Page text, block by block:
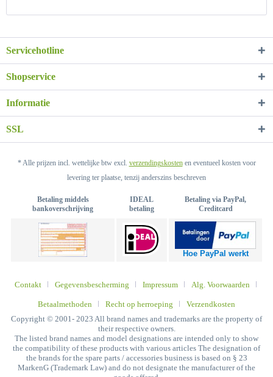
Servicehotline
Shopservice
Informatie
SSL
* Alle prijzen incl. wettelijke btw excl. verzendingskostenen eventueel kosten voor
levering ter plaatse, tenzij anderszins beschreven
Betaling middels
bankoverschrijving
IDEAL
betaling
Betaling via PayPal,
Creditcard
Hoe PayPal werkt
Contakt Gegevensbescherming Impressum Alg. Voorwaarden
Betaalmethoden Recht op herroeping
Verzendkosten
Copyright © 2001- 2023 All brand names and trademarks are the property of
their respective owners.
The listed brand names and model designations are intended only to show
the compatibility of these products with various articles The designation of
the brands for the spare parts / accessories business is based on § 23
MarkenG (Trademark Law) and do not designate the manufacturer of the